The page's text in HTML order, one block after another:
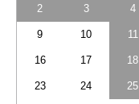
2 3 4
9 10 11
16 17 18
23 24 25